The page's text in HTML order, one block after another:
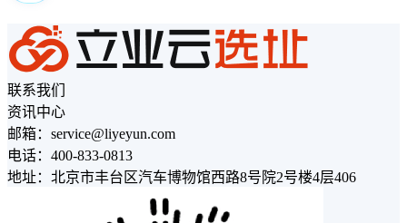
联系我们
资讯中心
邮箱：service@liyeyun.com
电话：400-833-0813
地址：北京市丰台区汽车博物馆西路8号院2号楼4层406